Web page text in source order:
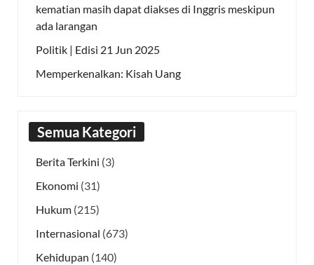
kematian masih dapat diakses di Inggris meskipun
ada larangan
Politik | Edisi 21 Jun 2025
Memperkenalkan: Kisah Uang
Semua Kategori
Berita Terkini (3)
Ekonomi (31)
Hukum (215)
Internasional (673)
Kehidupan (140)